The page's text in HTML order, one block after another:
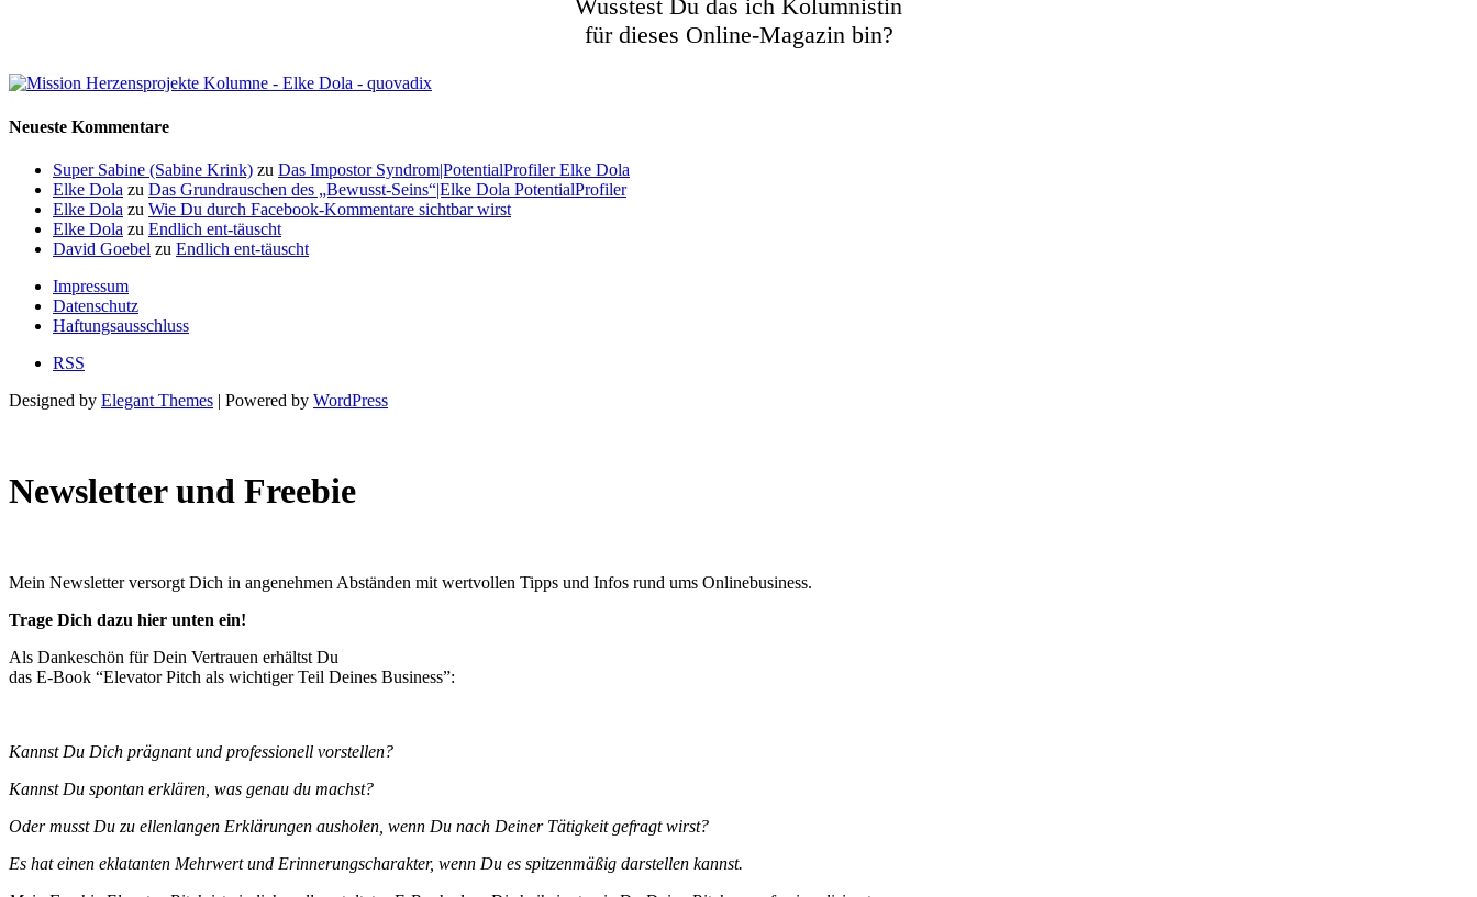
Wusstest Du das ich Kolumnistin
für dieses Online-Magazin bin?
Neueste Kommentare
Super Sabine (Sabine Krink) zu Das Impostor Syndrom|PotentialProfiler Elke Dola
Elke Dola zu Das Grundrauschen des „Bewusst-Seins“|Elke Dola PotentialProfiler
Elke Dola zu Wie Du durch Facebook-Kommentare sichtbar wirst
Elke Dola zu Endlich ent-täuscht
David Goebel zu Endlich ent-täuscht
Impressum
Datenschutz
Haftungsausschluss
RSS
Designed by Elegant Themes | Powered by WordPress
Newsletter und Freebie
Mein Newsletter versorgt Dich in angenehmen Abständen mit wertvollen Tipps und Infos rund ums Onlinebusiness.
Trage Dich dazu hier unten ein!
Als Dankeschön für Dein Vertrauen erhältst Du
das E-Book “Elevator Pitch als wichtiger Teil Deines Business”:
Kannst Du Dich prägnant und professionell vorstellen?
Kannst Du spontan erklären, was genau du machst?
Oder musst Du zu ellenlangen Erklärungen ausholen, wenn Du nach Deiner Tätigkeit gefragt wirst?
Es hat einen eklatanten Mehrwert und Erinnerungscharakter, wenn Du es spitzenmäßig darstellen kannst.